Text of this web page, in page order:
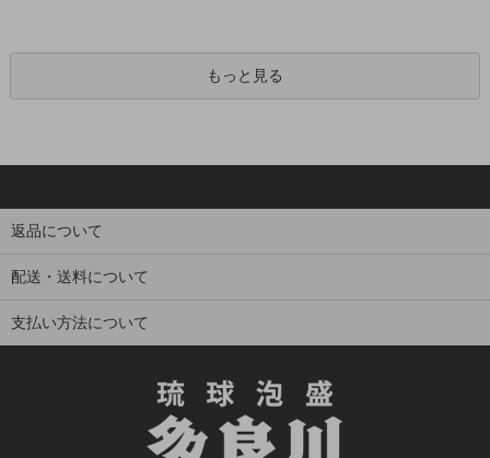
もっと見る
返品について
配送・送料について
支払い方法について